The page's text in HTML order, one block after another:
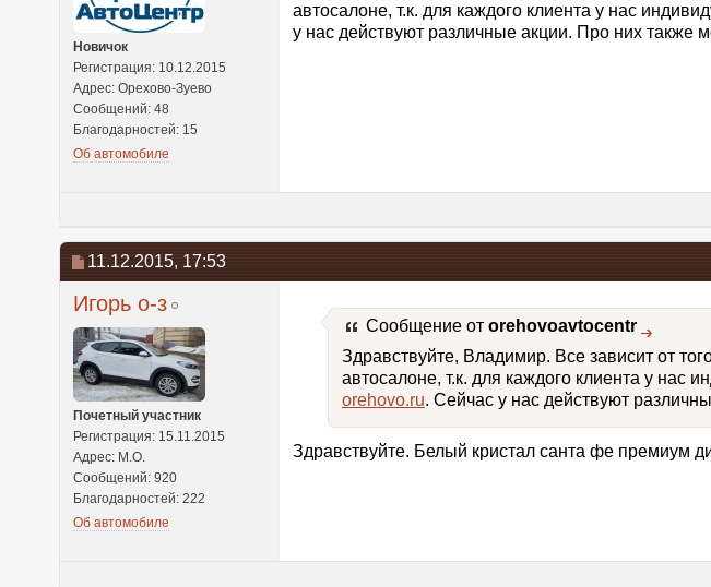
Новичок
Регистрация: 10.12.2015
Адрес: Орехово-Зуево
Сообщений: 48
Благодарностей: 15
Об автомобиле
автосалоне, т.к. для каждого клиента у нас
у нас действуют различные акции. Про них также
11.12.2015, 17:53
Игорь о-з
Почетный участник
Регистрация: 15.11.2015
Адрес: М.О.
Сообщений: 920
Благодарностей: 222
Об автомобиле
Сообщение от orehovoavtocentr
Здравствуйте, Владимир. Все зависит от
автосалоне, т.к. для каждого клиента у
orehovo.ru. Сейчас у нас действуют
Здравствуйте. Белый кристал санта фе премиум